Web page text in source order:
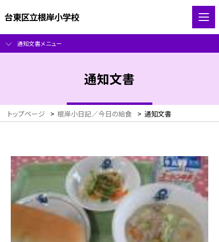
台東区立根岸小学校
通知文書メニュー
通知文書
トップページ > 根岸小日記／今日の給食 > 通知文書